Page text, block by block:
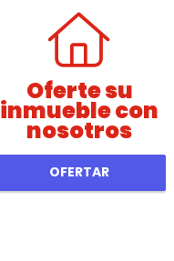
Oferte su
inmueble con
nosotros
OFERTAR